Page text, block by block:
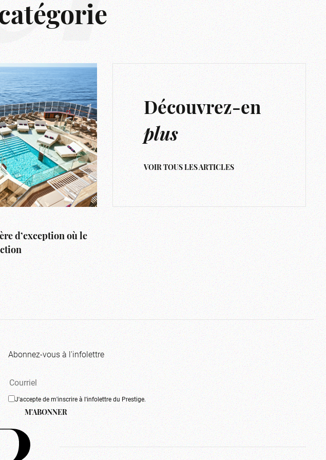
d’exception où le
Découvrez-en
plus
VOIR TOUS LES ARTICLES
Abonnez-vous à l'infolettre
J'accepte de m'inscrire à l'infolettre du Prestige.
M'ABONNER